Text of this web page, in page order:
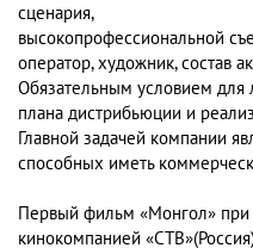
сценария,
высокопрофессиональной
оператор, художник, состав
Обязательным условием для
плана дистрибьюции и
Главной задачей компании
способных иметь
Первый фильм «Монгол» при
кинокомпанией